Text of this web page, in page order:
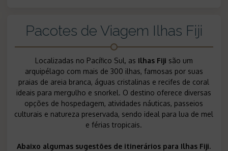
Pacotes de Viagem Ilhas Fiji
Localizadas no Pacífico Sul, as Ilhas Fiji são um
arquipélago com mais de 300 ilhas, famosas por suas
praias de areia branca, águas cristalinas e recifes de coral
ideais para mergulho e snorkel. O destino oferece diversas
opções de hospedagem, atividades náuticas, passeios
culturais e natureza preservada, sendo ideal para lua de mel
e férias tropicais.
Abaixo algumas sugestões de itinerários para Ilhas Fiji.